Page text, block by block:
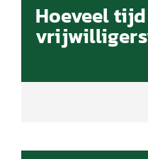
Hoeveel